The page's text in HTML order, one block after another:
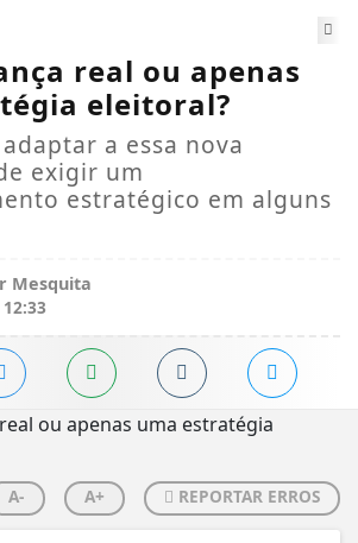
real ou apenas
eleitoral?
a essa nova
exigir um
estratégico em alguns
Mesquita
A- A+ REPORTAR ERROS